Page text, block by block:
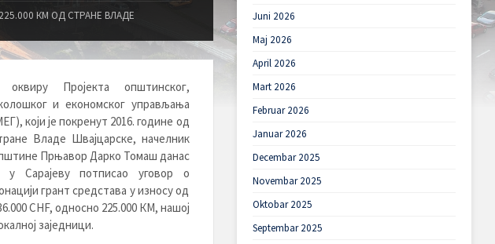
КМ ОД СТРАНЕ ВЛАДЕ
Пројекта општинског,
и економског управљања
који је покренут 2016. године од
Владе Швајцарске, начелник
Прњавор Дарко Томаш данас
у Сарајеву потписао уговор о
грант средстава у износу од
CHF, односно 225.000 КМ, нашој
заједници.
Juni 2026
Maj 2026
April 2026
Mart 2026
Februar 2026
Januar 2026
Decembar 2025
Novembar 2025
Oktobar 2025
Septembar 2025